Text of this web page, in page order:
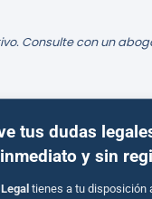
Consulte con un
tus dudas
y sin
tienes a tu disposición